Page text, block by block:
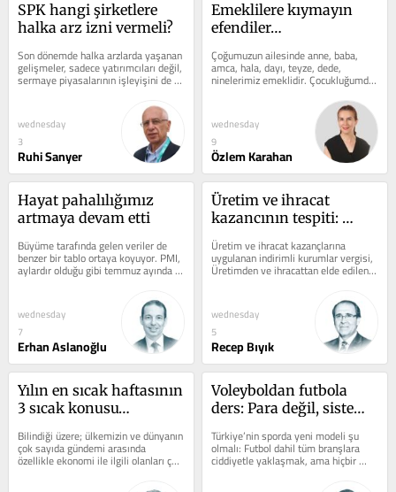
SPK hangi şirketlere
halka arz izni vermeli?
Son dönemde halka arzlarda yaşanan
gelişmeler, sadece yatırımcıları değil,
sermaye piyasalarının işleyişini de
yeniden düşündürüyor....
wednesday
3
Ruhi Sanyer
Emeklilere kıymayın
efendiler…
Çoğumuzun ailesinde anne, baba,
amca, hala, dayı, teyze, dede,
ninelerimiz emeklidir. Çocukluğumda
aile yakınlarımdan o yıllarda emekli...
wednesday
9
Özlem Karahan
Hayat pahalılığımız
artmaya devam etti
Büyüme tarafında gelen veriler de
benzer bir tablo ortaya koyuyor. PMI,
aylardır olduğu gibi temmuz ayında
da 50 eşik değerinin altında...
wednesday
7
Erhan Aslanoğlu
Üretim ve ihracat
kazancının tespiti:
Müşterek genel
giderlerin dağıtımı
Üretim ve ihracat kazançlarına
uygulanan indirimli kurumlar vergisi,
Üretimden ve ihracattan elde edilen
wednesday
5
Recep Bıyık
Yılın en sıcak haftasının
3 sıcak konusu…
Bilindiği üzere; ülkemizin ve dünyanın
çok sayıda gündemi arasında
özellikle ekonomi ile ilgili olanları çok
önemli. Bu haftanın sıcak...
Voleyboldan futbola
ders: Para değil, sistem
Türkiye’nin sporda yeni modeli şu
olmalı: Futbol dahil tüm branşlara
ciddiyetle yaklaşmak, ama hiçbir
branşı siyasi gösteri alanına...